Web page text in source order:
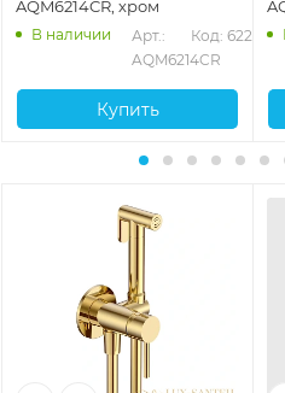
AQM6214CR, хром
В наличии
Арт.:
AQM6214CR
Код: 62266
Купить